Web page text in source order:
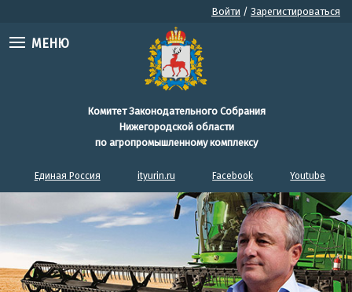
Войти / Зарегистироваться
МЕНЮ
Комитет Законодательного Собрания
Нижегородской области
по агропромышленному комплексу
Единая Россия ityurin.ru Facebook Youtube